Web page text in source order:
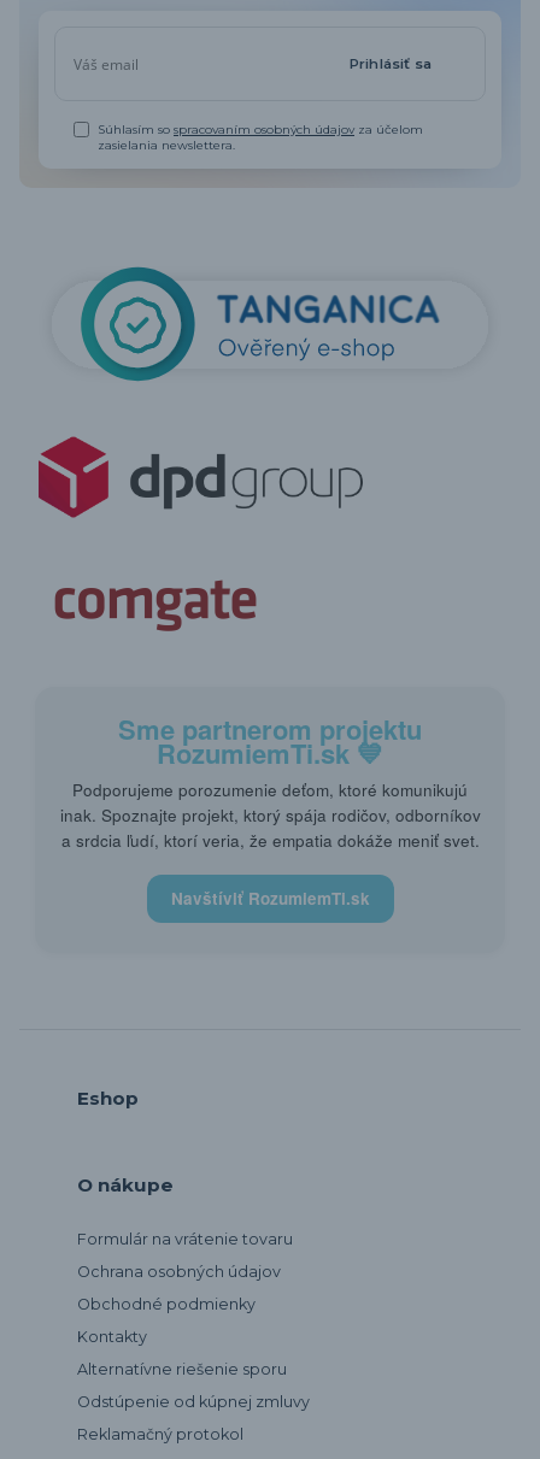
Prihlásiť sa
Súhlasím sospracovaním osobných údajov za účelom
zasielania newslettera.
Sme partnerom projektu
RozumiemTi.sk 💙
Podporujeme porozumenie deťom, ktoré komunikujú
inak. Spoznajte projekt, ktorý spája rodičov, odborníkov
a srdcia ľudí, ktorí veria, že empatia dokáže meniť svet.
Navštíviť RozumiemTi.sk
Eshop
O nákupe
Formulár na vrátenie tovaru
Ochrana osobných údajov
Obchodné podmienky
Kontakty
Alternatívne riešenie sporu
Odstúpenie od kúpnej zmluvy
Reklamačný protokol